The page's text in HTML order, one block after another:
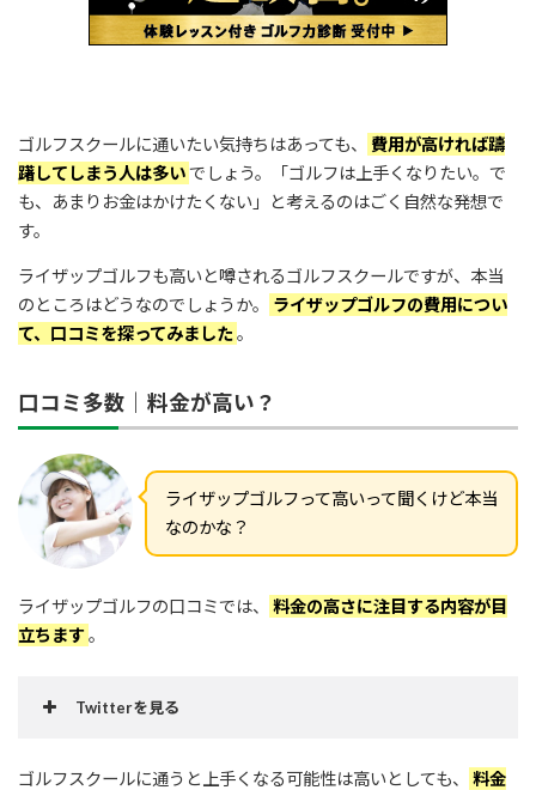
ゴルフスクールに通いたい気持ちはあっても、
費用が高ければ躊
躇してしまう人は多いでしょう。「ゴルフは上手くなりたい。で
も、あまりお金はかけたくない」と考えるのはごく自然な発想で
す。
ライザップゴルフも高いと噂されるゴルフスクールですが、本当
のところはどうなのでしょうか。
ライザップゴルフの費用につい
て、口コミを探ってみました 。
口コミ多数｜料金が高い？
ライザップゴルフって高いって聞くけど本当
なのかな？
ライザップゴルフの口コミでは、
料金の高さに注目する内容が目
立ちます。
Twitterを見る
ゴルフスクールに通うと上手くなる可能性は高いとしても、
料金